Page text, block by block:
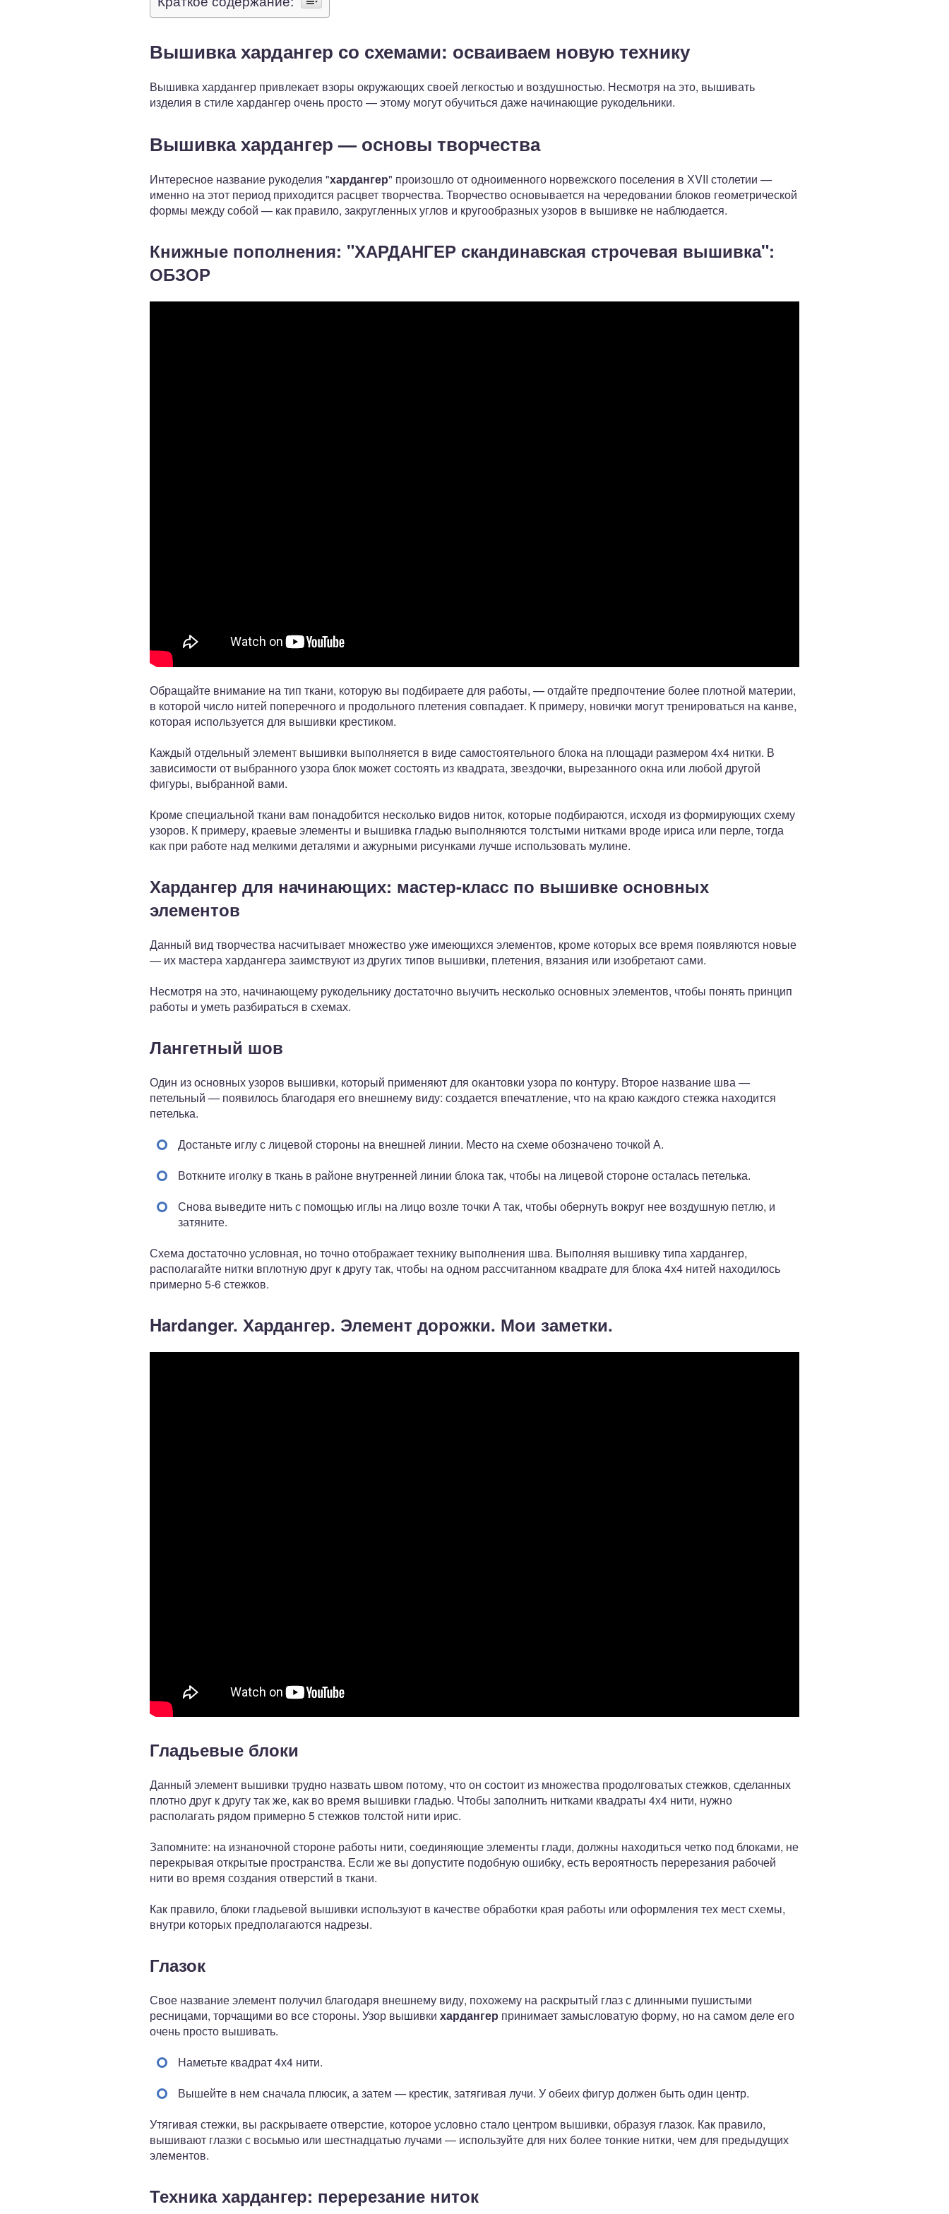
Вышивка хардангер со схемами: осваиваем новую технику
Вышивка хардангер привлекает взоры окружающих своей легкостью и воздушностью. Несмотря на это, вышивать
изделия в стиле хардангер очень просто — этому могут обучиться даже начинающие рукодельники.
Вышивка хардангер — основы творчества
Интересное название рукоделия "хардангер" произошло от одноименного норвежского поселения в ХVII столетии —
именно на этот период приходится расцвет творчества. Творчество основывается на чередовании блоков геометрической
формы между собой — как правило, закругленных углов и кругообразных узоров в вышивке не наблюдается.
Книжные пополнения: "ХАРДАНГЕР скандинавская строчевая вышивка":
ОБЗОР
Обращайте внимание на тип ткани, которую вы подбираете для работы, — отдайте предпочтение более плотной материи,
в которой число нитей поперечного и продольного плетения совпадает. К примеру, новички могут тренироваться на канве,
которая используется для вышивки крестиком.
Каждый отдельный элемент вышивки выполняется в виде самостоятельного блока на площади размером 4х4 нитки. В
зависимости от выбранного узора блок может состоять из квадрата, звездочки, вырезанного окна или любой другой
фигуры, выбранной вами.
Кроме специальной ткани вам понадобится несколько видов ниток, которые подбираются, исходя из формирующих схему
узоров. К примеру, краевые элементы и вышивка гладью выполняются толстыми нитками вроде ириса или перле, тогда
как при работе над мелкими деталями и ажурными рисунками лучше использовать мулине.
Хардангер для начинающих: мастер-класс по вышивке основных
элементов
Данный вид творчества насчитывает множество уже имеющихся элементов, кроме которых все время появляются новые
— их мастера хардангера заимствуют из других типов вышивки, плетения, вязания или изобретают сами.
Несмотря на это, начинающему рукодельнику достаточно выучить несколько основных элементов, чтобы понять принцип
работы и уметь разбираться в схемах.
Лангетный шов
Один из основных узоров вышивки, который применяют для окантовки узора по контуру. Второе название шва —
петельный — появилось благодаря его внешнему виду: создается впечатление, что на краю каждого стежка находится
петелька.
Достаньте иглу с лицевой стороны на внешней линии. Место на схеме обозначено точкой А.
Воткните иголку в ткань в районе внутренней линии блока так, чтобы на лицевой стороне осталась петелька.
Снова выведите нить с помощью иглы на лицо возле точки А так, чтобы обернуть вокруг нее воздушную петлю, и
затяните.
Схема достаточно условная, но точно отображает технику выполнения шва. Выполняя вышивку типа хардангер,
располагайте нитки вплотную друг к другу так, чтобы на одном рассчитанном квадрате для блока 4х4 нитей находилось
примерно 5-6 стежков.
Hardanger. Хардангер. Элемент дорожки. Мои заметки.
Гладьевые блоки
Данный элемент вышивки трудно назвать швом потому, что он состоит из множества продолговатых стежков, сделанных
плотно друг к другу так же, как во время вышивки гладью. Чтобы заполнить нитками квадраты 4х4 нити, нужно
располагать рядом примерно 5 стежков толстой нити ирис.
Запомните: на изнаночной стороне работы нити, соединяющие элементы глади, должны находиться четко под блоками, не
перекрывая открытые пространства. Если же вы допустите подобную ошибку, есть вероятность перерезания рабочей
нити во время создания отверстий в ткани.
Как правило, блоки гладьевой вышивки используют в качестве обработки края работы или оформления тех мест схемы,
внутри которых предполагаются надрезы.
Глазок
Свое название элемент получил благодаря внешнему виду, похожему на раскрытый глаз с длинными пушистыми
ресницами, торчащими во все стороны. Узор вышивки хардангер принимает замысловатую форму, но на самом деле его
очень просто вышивать.
Наметьте квадрат 4х4 нити.
Вышейте в нем сначала плюсик, а затем — крестик, затягивая лучи. У обеих фигур должен быть один центр.
Утягивая стежки, вы раскрываете отверстие, которое условно стало центром вышивки, образуя глазок. Как правило,
вышивают глазки с восьмью или шестнадцатью лучами — используйте для них более тонкие нитки, чем для предыдущих
элементов.
Техника хардангер: перерезание ниток